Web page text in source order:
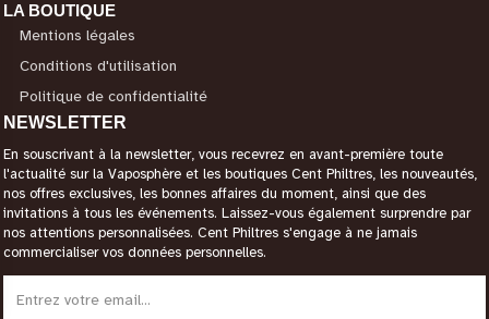
LA BOUTIQUE
Mentions légales
Conditions d'utilisation
Politique de confidentialité
NEWSLETTER
En souscrivant à la newsletter, vous recevrez en avant-première toute
l'actualité sur la Vaposphère et les boutiques Cent Philtres, les nouveautés,
nos offres exclusives, les bonnes affaires du moment, ainsi que des
invitations à tous les événements. Laissez-vous également surprendre par
nos attentions personnalisées. Cent Philtres s'engage à ne jamais
commercialiser vos données personnelles.